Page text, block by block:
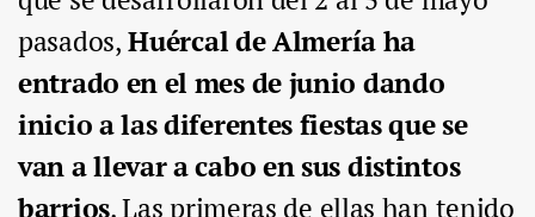
pasados,Huércal de Almería ha
entrado en el mes de junio dando
inicio a las diferentes fiestas que se
van a llevar a cabo en sus distintos
barrios. Las primeras de ellas han tenido